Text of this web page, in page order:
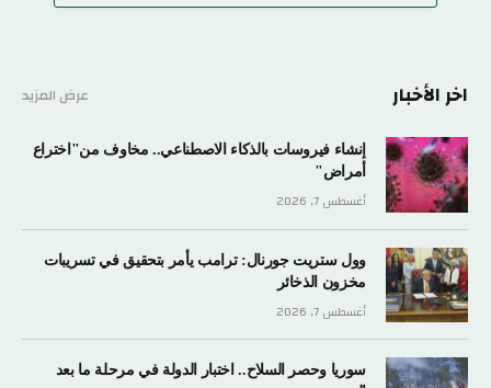
اخر الأخبار عرض المزيد
إنشاء فيروسات بالذكاء الاصطناعي.. مخاوف من"اختراع
أمراض"
أغسطس 7, 2026
وول ستريت جورنال: ترامب يأمر بتحقيق في تسريبات
مخزون الذخائر
أغسطس 7, 2026
سوريا وحصر السلاح.. اختبار الدولة في مرحلة ما بعد